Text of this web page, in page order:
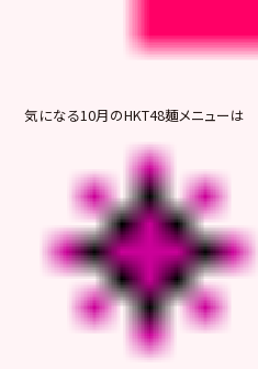
気になる10月のHKT48麺メニューは